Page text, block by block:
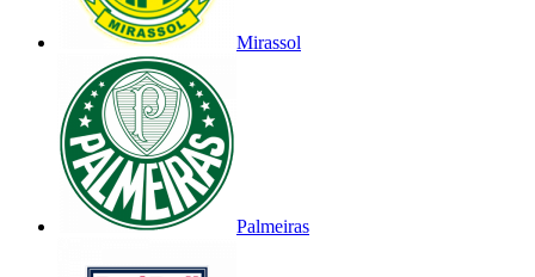
Mirassol
Palmeiras